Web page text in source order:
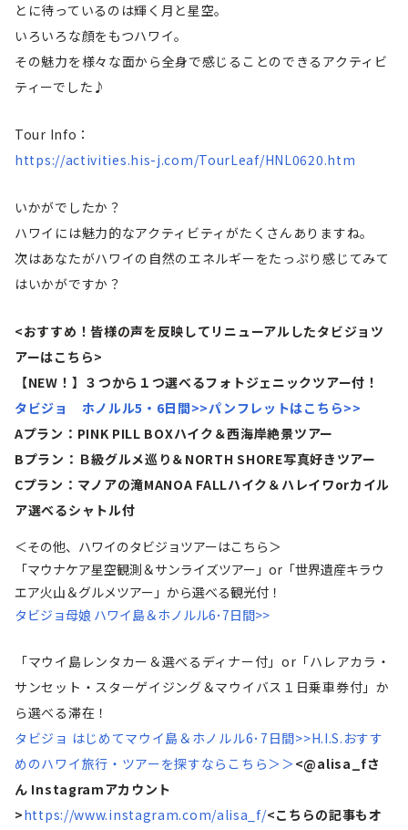
とに待っているのは輝く月と星空。
いろいろな顔をもつハワイ。
その魅力を様々な面から全身で感じることのできるアクティビ
ティーでした♪
Tour Info：
https://activities.his-j.com/TourLeaf/HNL0620.htm
いかがでしたか？
ハワイには魅力的なアクティビティがたくさんありますね。
次はあなたがハワイの自然のエネルギーをたっぷり感じてみて
はいかがですか？
<おすすめ！皆様の声を反映してリニューアルしたタビジョツ
アーはこちら>
【NEW！】３つから１つ選べるフォトジェニックツアー付！
タビジョ ホノルル5・6日間>>パンフレットはこちら>>
Aプラン：PINK PILL BOXハイク＆西海岸絶景ツアー
Bプラン：Ｂ級グルメ巡り＆NORTH SHORE写真好きツアー
Cプラン：マノアの滝MANOA FALLハイク＆ハレイワorカイル
ア選べるシャトル付
＜その他、ハワイのタビジョツアーはこちら＞
「マウナケア星空観測＆サンライズツアー」or「世界遺産キラウ
エア火山＆グルメツアー」から選べる観光付！
タビジョ母娘 ハワイ島＆ホノルル6･7日間>>
「マウイ島レンタカー＆選べるディナー付」or「ハレアカラ・
サンセット・スターゲイジング＆マウイバス１日乗車券付」か
ら選べる滞在！
タビジョ はじめてマウイ島＆ホノルル6･7日間>>H.I.S.おすす
めのハワイ旅行・ツアーを探すならこちら＞＞<@alisa_fさ
ん Instagramアカウント
>https://www.instagram.com/alisa_f/<こちらの記事もオ